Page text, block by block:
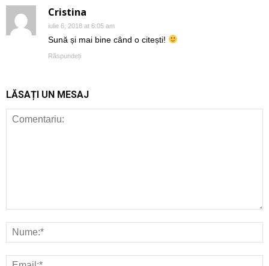
Cristina
iulie 6, 2018 at 6:05 am
Sună și mai bine când o citești!
Răspundeți
LĂSAȚI UN MESAJ